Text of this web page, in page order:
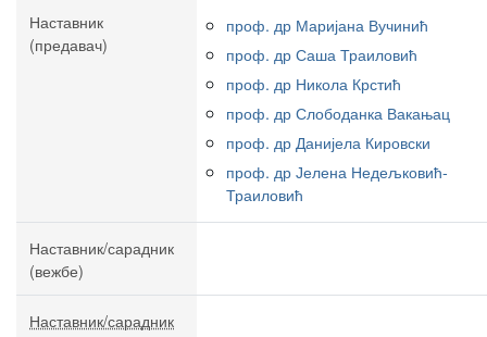
Наставник
(предавач)
проф. др Маријана Вучинић
проф. др Саша Траиловић
проф. др Никола Крстић
проф. др Слободанка Вакањац
проф. др Данијела Кировски
проф. др Јелена Недељковић-
Траиловић
Наставник/сарадник
(вежбе)
Наставник/сарадник